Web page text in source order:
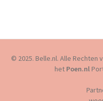
© 2025. Belle.nl. Alle
het Poen.nl